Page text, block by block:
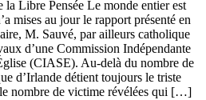
Libre Pensée Le monde entier est
mises au jour le rapport présenté en
M. Sauvé, par ailleurs catholique
d’une Commission Indépendante
(CIASE). Au-delà du nombre de
d’Irlande détient toujours le triste
le nombre de victime révélées qui […]